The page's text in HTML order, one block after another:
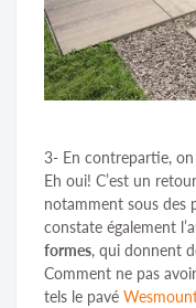
3- En contrepartie, on
Eh oui! C’est un
notamment sous des
constate également
formes, qui donnent
Comment ne pas
tels le pavé